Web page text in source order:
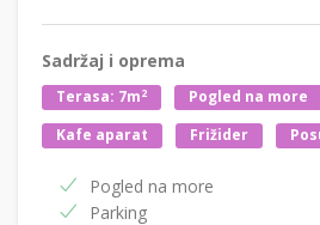
Sadržaj i oprema
Terasa: 7m2 Pogled na more
Kafe aparat
Frižider
Pogled na more
Parking